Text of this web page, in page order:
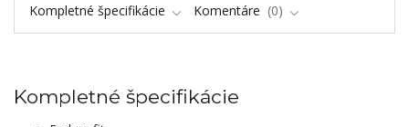
Kompletné špecifikácie Komentáre 0
Kompletné špecifikácie